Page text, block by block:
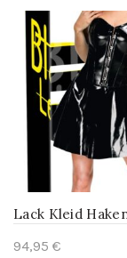
Lack Kleid
94,95 €